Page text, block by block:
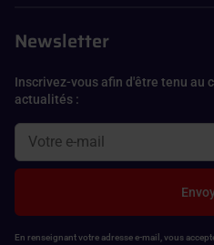
Newsletter
Inscrivez-vous afin d'être tenu au
actualités :
En renseignant votre adresse e-mail, vous